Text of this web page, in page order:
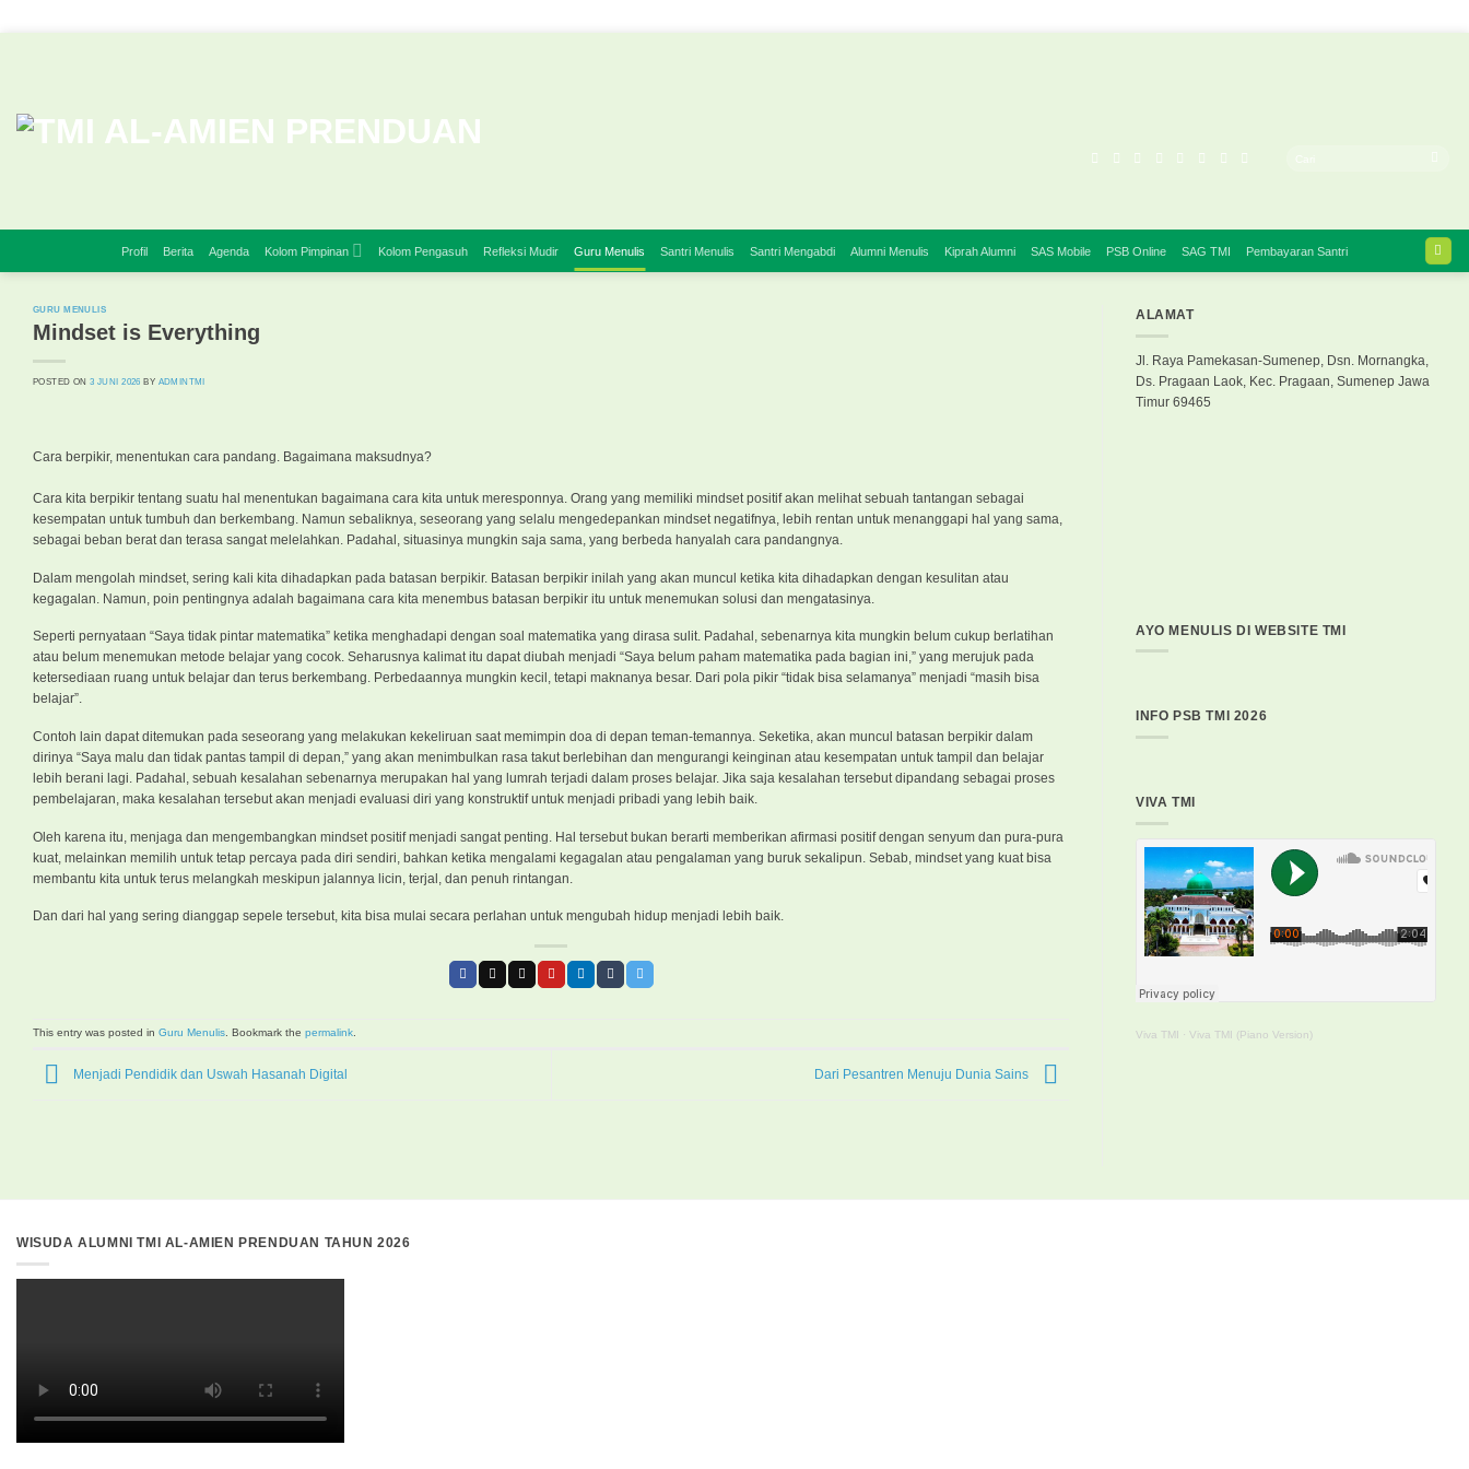
Profil Berita Agenda Kolom Pimpinan Kolom Pengasuh Refleksi Mudir Guru Menulis Santri Menulis Santri Mengabdi Alumni Menulis Kiprah Alumni SAS Mobile PSB Online SAG TMI Pembayaran Santri
GURU MENULIS
Mindset is Everything
POSTED ON3 JUNI 2026 BY ADMINTMI
Cara berpikir, menentukan cara pandang. Bagaimana maksudnya?
‎Cara kita berpikir tentang suatu hal menentukan bagaimana cara kita untuk meresponnya. Orang yang memiliki mindset positif akan melihat sebuah tantangan sebagai
kesempatan untuk tumbuh dan berkembang. Namun sebaliknya, seseorang yang selalu mengedepankan mindset negatifnya, lebih rentan untuk menanggapi hal yang sama,
sebagai beban berat dan terasa sangat melelahkan. Padahal, situasinya mungkin saja sama, yang berbeda hanyalah cara pandangnya.
Dalam mengolah mindset, sering kali kita dihadapkan pada batasan berpikir. Batasan berpikir inilah yang akan muncul ketika kita dihadapkan dengan kesulitan atau
kegagalan. Namun, poin pentingnya adalah bagaimana cara kita menembus batasan berpikir itu untuk menemukan solusi dan mengatasinya.
Seperti pernyataan “Saya tidak pintar matematika” ketika menghadapi dengan soal matematika yang dirasa sulit. Padahal, sebenarnya kita mungkin belum cukup berlatihan
atau belum menemukan metode belajar yang cocok. Seharusnya kalimat itu dapat diubah menjadi “Saya belum paham matematika pada bagian ini,” yang merujuk pada
ketersediaan ruang untuk belajar dan terus berkembang. Perbedaannya mungkin kecil, tetapi maknanya besar. Dari pola pikir “tidak bisa selamanya” menjadi “masih bisa
belajar”.
Contoh lain dapat ditemukan pada seseorang yang melakukan kekeliruan saat memimpin doa di depan teman-temannya. Seketika, akan muncul batasan berpikir dalam
dirinya “Saya malu dan tidak pantas tampil di depan,” yang akan menimbulkan rasa takut berlebihan dan mengurangi keinginan atau kesempatan untuk tampil dan belajar
lebih berani lagi. Padahal, sebuah kesalahan sebenarnya merupakan hal yang lumrah terjadi dalam proses belajar. Jika saja kesalahan tersebut dipandang sebagai proses
pembelajaran, maka kesalahan tersebut akan menjadi evaluasi diri yang konstruktif untuk menjadi pribadi yang lebih baik.‎
Oleh karena itu, menjaga dan mengembangkan mindset positif menjadi sangat penting. Hal tersebut bukan berarti memberikan afirmasi positif dengan senyum dan pura-pura
kuat, melainkan memilih untuk tetap percaya pada diri sendiri, bahkan ketika mengalami kegagalan atau pengalaman yang buruk sekalipun. Sebab, mindset yang kuat bisa
membantu kita untuk terus melangkah meskipun jalannya licin, terjal, dan penuh rintangan.
Dan dari hal yang sering dianggap sepele tersebut, kita bisa mulai secara perlahan untuk mengubah hidup menjadi lebih baik.
This entry was posted in Guru Menulis. Bookmark the permalink.
Menjadi Pendidik dan Uswah Hasanah Digital Dari Pesantren Menuju Dunia Sains
ALAMAT
Jl. Raya Pamekasan-Sumenep, Dsn. Mornangka,
Ds. Pragaan Laok, Kec. Pragaan, Sumenep Jawa
Timur 69465
AYO MENULIS DI WEBSITE TMI
INFO PSB TMI 2026
VIVA TMI
Viva TMI · Viva TMI (Piano Version)
WISUDA ALUMNI TMI AL-AMIEN PRENDUAN TAHUN 2026